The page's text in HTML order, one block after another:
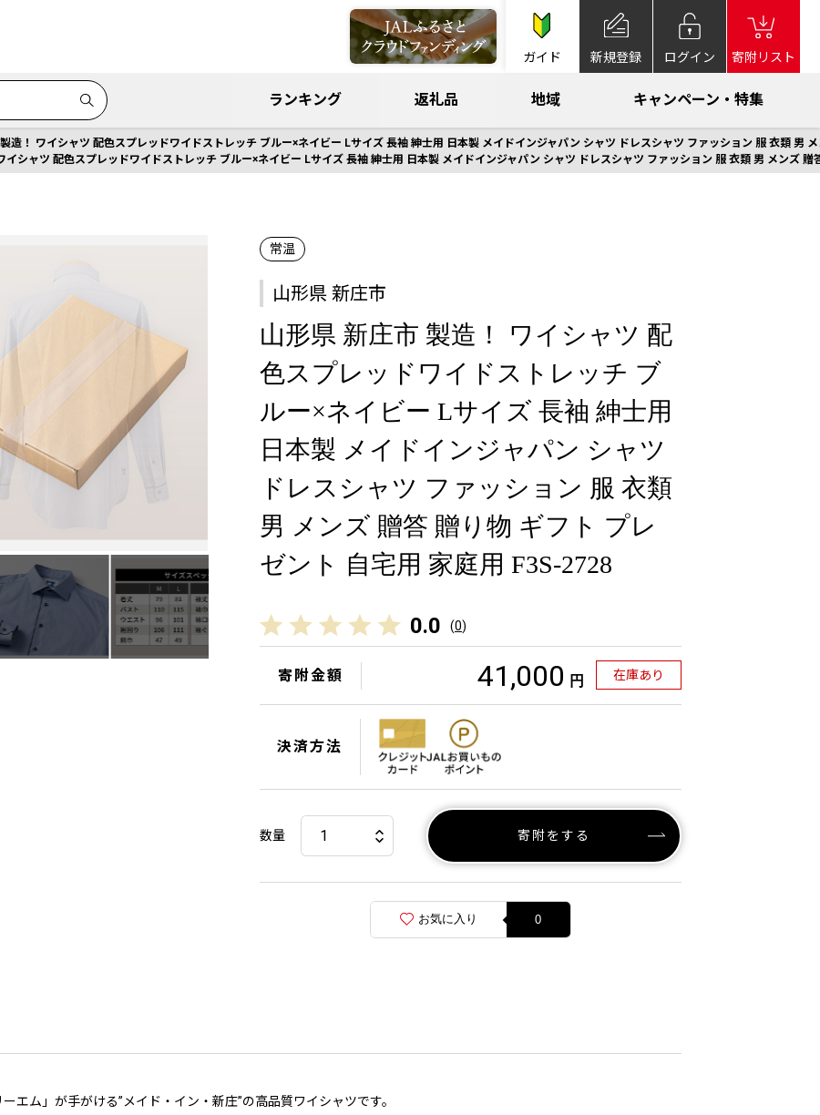
ガイド 新規登録 ログイン 寄附リスト
ランキング 返礼品 地域 キャンペーン・特集
造！ ワイシャツ 配色スプレッドワイドストレッチ ブルー×ネイビー Lサイズ 長袖 紳士用 日本製 メイドインジャパン シャツ ドレスシャツ ファッション 服 衣類 男
イシャツ 配色スプレッドワイドストレッチ ブルー×ネイビー Lサイズ 長袖 紳士用 日本製 メイドインジャパン シャツ ドレスシャツ ファッション 服 衣類 男 メンズ
常温
山形県 新庄市
山形県 新庄市 製造！ ワイシャツ 配
色スプレッドワイドストレッチ ブ
ルー×ネイビー Lサイズ 長袖 紳士用
日本製 メイドインジャパン シャツ
ドレスシャツ ファッション 服 衣類
男 メンズ 贈答 贈り物 ギフト プレ
ゼント 自宅用 家庭用 F3S-2728
0.0 (0)
寄附金額 41,000 円 在庫あり
決済方法
数量 寄附をする
お気に入り 0
エム」が手がける”メイド・イン・新庄”の高品質ワイシャツです。